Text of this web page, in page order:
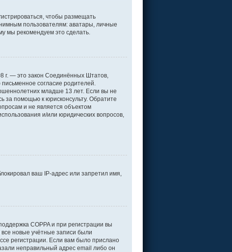
чтобы размещать
пользователям: аватары, личные
мы рекомендуем это сделать.
г. — это закон Соединённых Штатов,
согласие родителей.
младше 13 лет. Если вы не
за помощью к юрисконсульту. Обратите
и не является объектом
и/или юридических вопросов,
ваш IP-адрес или запретил имя,
COPPA и при регистрации вы
новые учётные записи были
регистрации. Если вам было прислано
неправильный адрес email либо он